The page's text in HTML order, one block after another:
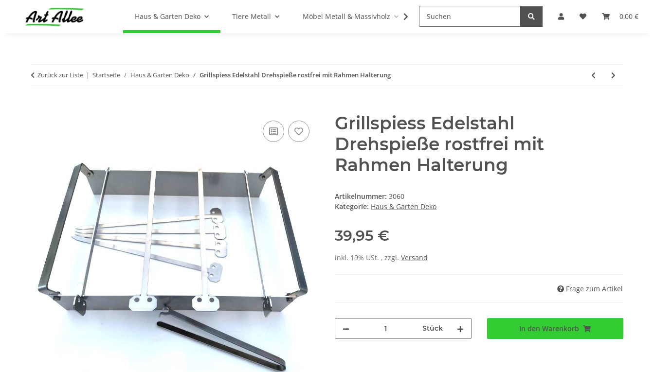
0,00 €
Haus & Garten Deko Tiere Metall Möbel Metall & Massivholz Wohnaccessoires Edelstahl Schmuck Möbel Serien
Zurück zur Liste Startseite Haus & Garten Deko Grillspiess Edelstahl Drehspieße rostfrei mit Rahmen Halterung
Grillspiess Edelstahl
Drehspieße rostfrei mit
Rahmen Halterung
Artikelnummer: 3060
Kategorie: Haus & Garten Deko
39,95 €
inkl. 19% USt. , zzgl. Versand
Frage zum Artikel
Stück In den Warenkorb